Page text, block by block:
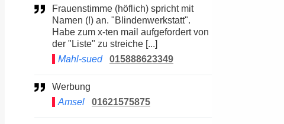
Frauenstimme (höflich) spricht mit
Namen (!) an. "Blindenwerkstatt".
Habe zum x-ten mail aufgefordert von
der "Liste" zu streiche [...]
Mahl-sued
015888623349
Werbung
Amsel
01621575875